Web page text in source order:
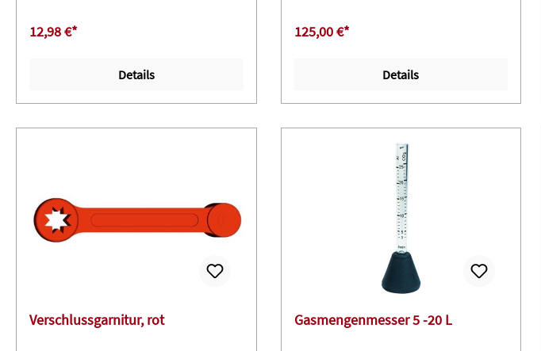
12,98 €*
Details
125,00 €*
Details
Verschlussgarnitur, rot Gasmengenmesser 5 -20 L